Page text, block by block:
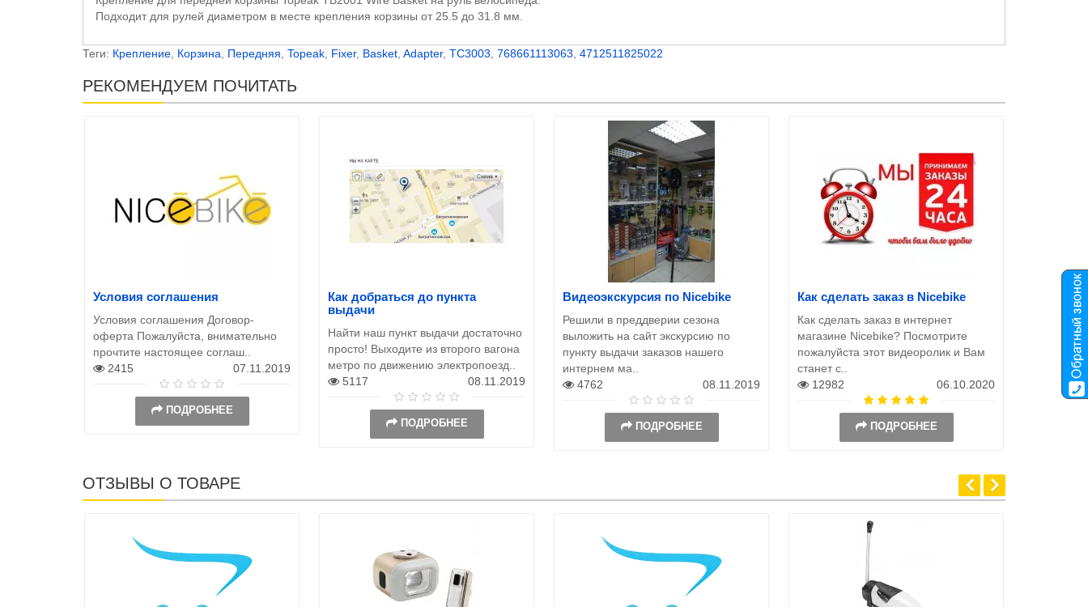
Подходит для рулей диаметром в месте крепления корзины от 25.5 до 31.8 мм.
Теги: Крепление Корзина Передняя Topeak Fixer, Basket Adapter, TC3003 768661113063 4712511825022
РЕКОМЕНДУЕМ ПОЧИТАТЬ
Условия соглашения
Условия соглашения Договор-
оферта Пожалуйста, внимательно
прочтите настоящее соглаш..
2415
07.11.2019
ПОДРОБНЕЕ
Как добраться до пункта
выдачи
Найти наш пункт выдачи достаточно
просто! Выходите из второго вагона
метро по движению электропоезд..
5117
08.11.2019
ПОДРОБНЕЕ
Видеоэкскурсия по Nicebike
Решили в преддверии сезона
выложить на сайт экскурсию по
пункту выдачи заказов нашего
интернем ма..
4762
08.11.2019
ПОДРОБНЕЕ
Как сделать заказ в Nicebike
Как сделать заказ в интернет
магазине Nicebike? Посмотрите
пожалуйста этот видеоролик и Вам
станет с..
12982
06.10.2020
ПОДРОБНЕЕ
ОТЗЫВЫ О ТОВАРЕ